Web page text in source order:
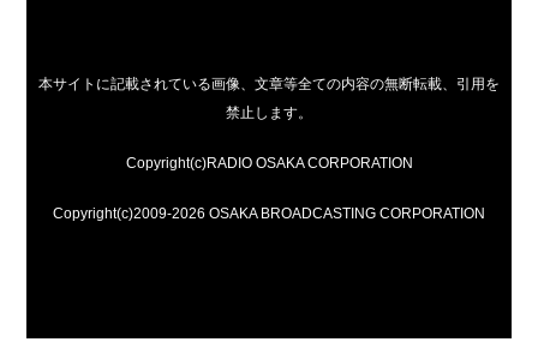
本サイトに記載されている画像、文章等全ての内容の無断転載、引用を
禁止します。
Copyright(c)RADIO OSAKA CORPORATION
Copyright(c)2009-2026 OSAKA BROADCASTING CORPORATION